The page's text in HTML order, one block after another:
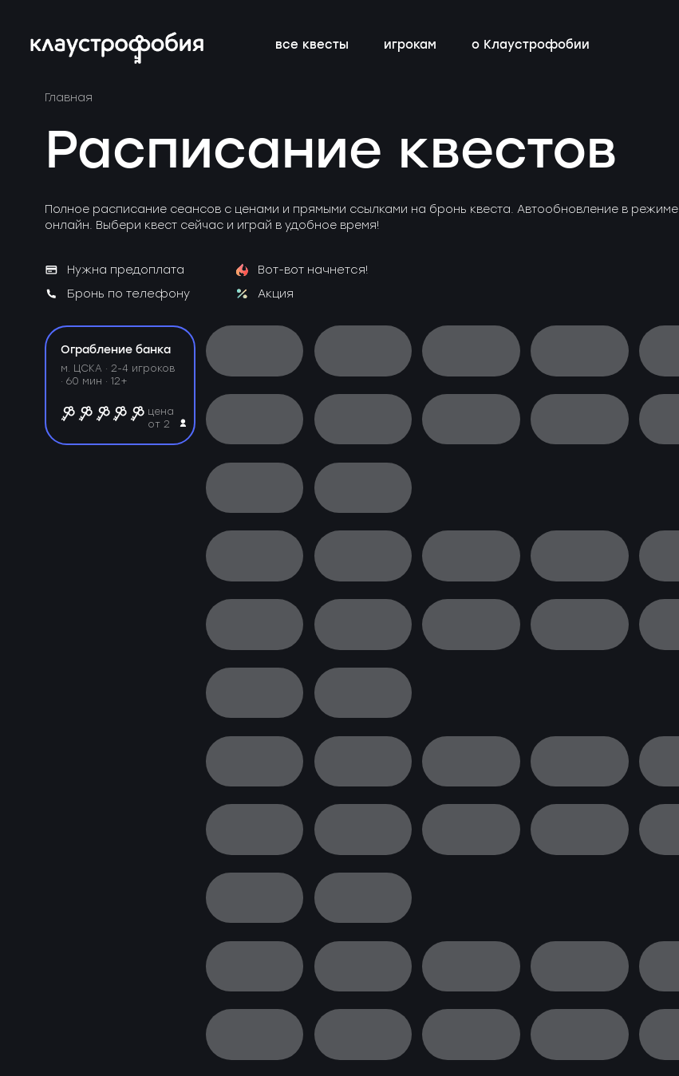
все квесты
веселые аттракционы эротические
страшные без актёров с актёрами
игрокам
магазин новичкам о квестах тимбилдинг
подарочные
сертификаты
корпоративы
о Клаустрофобии
блог вакансии контакты
Главная
Расписание квестов
Полное расписание сеансов с ценами и прямыми ссылками на бронь квеста. Автообновление в режиме
онлайн. Выбери квест сейчас и играй в удобное время!
Нужна предоплата
Вот-вот начнется!
Бронь по телефону
Акция
Ограбление банка
м. ЦСКА ·2-4 игроков
· 60 мин · 12+
цена
от 2